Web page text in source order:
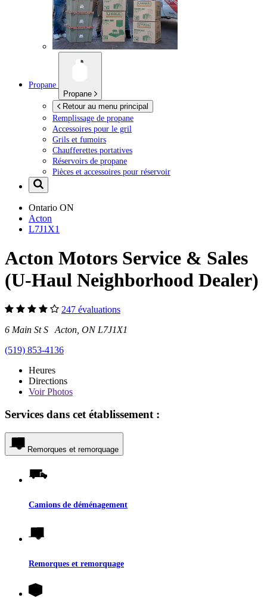
Propane
Propane
Retour au menu principal
Remplissage de propane
Accessoires pour le gril
Grils et fumoirs
Chaufferettes portatives
Réservoirs de propane
Pièces et accessoires pour réservoir
Ontario ON
Acton
L7J1X1
Acton Motors Service & Sales
(U-Haul Neighborhood Dealer)
247 évaluations
6 Main St S Acton, ON L7J1X1
(519) 853-4136
Heures
Directions
VoirPhotos
Services dans cet établissement :
Remorques et remorquage
Camions de déménagement
Remorques et remorquage